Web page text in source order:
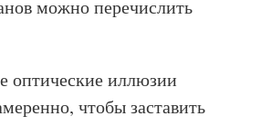
можно перечислить
оптические иллюзии
чтобы заставить